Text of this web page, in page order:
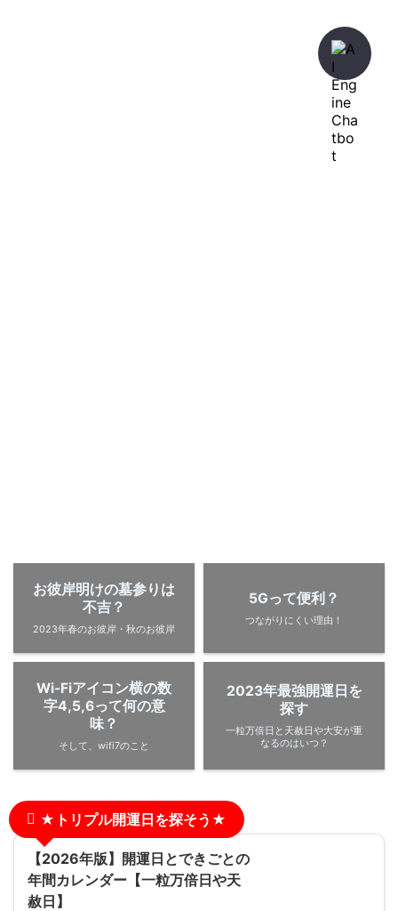
お彼岸明けの墓参りは
不吉？
2023年春のお彼岸・秋のお彼岸
5Gって便利？
つながりにくい理由！
Wi-Fiアイコン横の数
字4,5,6って何の意
味？
そして、wifi7のこと
2023年最強開運日を
探す
一粒万倍日と天赦日や大安が重
なるのはいつ？
★トリプル開運日を探そう★
【2026年版】開運日とできごとの
年間カレンダー【一粒万倍日や天
赦日】